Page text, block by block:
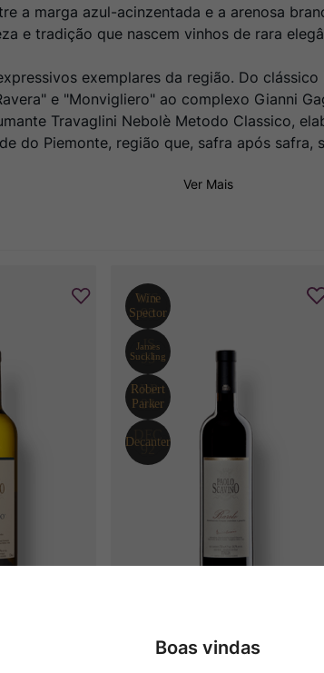
a marga azul-acinzentada e a arenosa
e tradição que nascem vinhos de rara
exemplares da região. Do
e "Monvigliero" ao complexo Gianni
Travaglini Nebolè Metodo Classico,
do Piemonte, região que, safra após
Ver Mais
Bianco
Boas vindas